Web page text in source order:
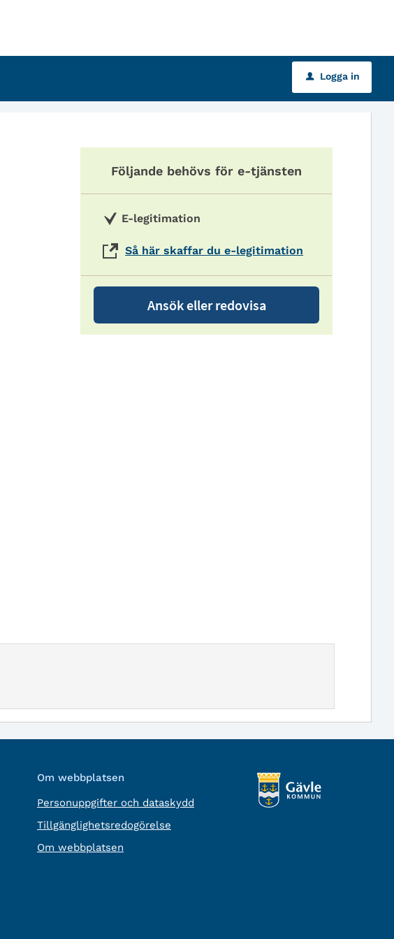
u Logga in
Följande behövs för e-tjänsten
E-legitimation
Så här skaffar du e-legitimation
Ansök eller redovisa
Om webbplatsen
Personuppgifter och dataskydd
Tillgänglighetsredogörelse
Om webbplatsen